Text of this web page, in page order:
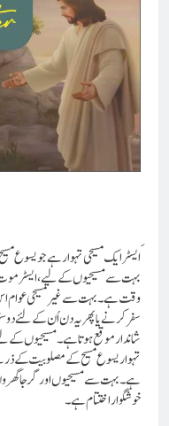
ایسٹر ایک مسیحی تہوار ہے جو یسوع
بہت سے مسیحیوں کے لیے، ایسٹر موت
وقت ہے۔ بہت سے غیر مسیحی عوام
سفر کرنے یا پھر یہ دن اُن کے لئے
شاندارموقع ہوتاہے۔مسیحیوں کے
تہوار یسوع مسیح کے مصلوبیت کے
ہے۔ بہت سے مسیحیوں اور گرجا
خوشگوار اختتام ہے۔